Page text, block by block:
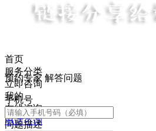
首页
服务分类
立即咨询
我的
在线咨询
电话咨询
预约专家 解答问题
手机号
问题描述